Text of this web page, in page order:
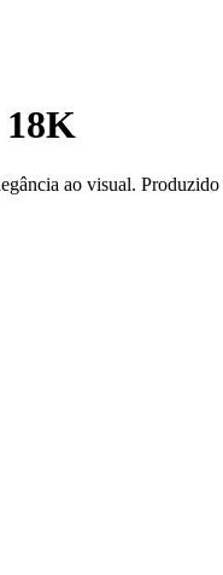
18K
ao visual.